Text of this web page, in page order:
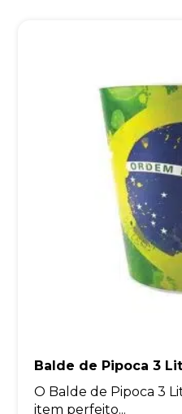
Balde de Pipoca 3
O Balde de Pipoca 3
item perfeito...